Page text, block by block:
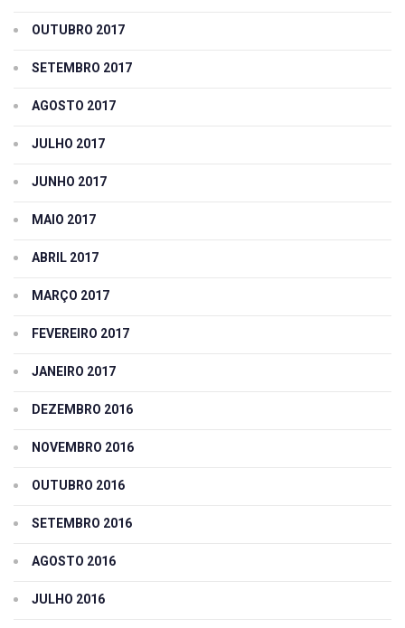
OUTUBRO 2017
SETEMBRO 2017
AGOSTO 2017
JULHO 2017
JUNHO 2017
MAIO 2017
ABRIL 2017
MARÇO 2017
FEVEREIRO 2017
JANEIRO 2017
DEZEMBRO 2016
NOVEMBRO 2016
OUTUBRO 2016
SETEMBRO 2016
AGOSTO 2016
JULHO 2016